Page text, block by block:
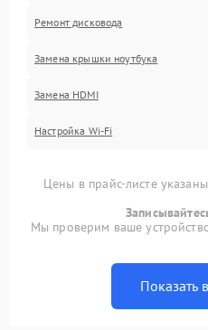
Ремонт дисковода
Замена крышки ноутбука
Замена HDMI
Настройка Wi-Fi
Цены в прайс-листе
Мы проверим ваше
Показать